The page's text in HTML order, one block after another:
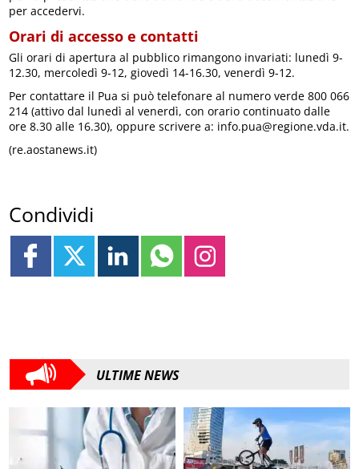
per accedervi.
Orari di accesso e contatti
Gli orari di apertura al pubblico rimangono invariati: lunedì 9-
12.30, mercoledì 9-12, giovedì 14-16.30, venerdì 9-12.
Per contattare il Pua si può telefonare al numero verde 800 066
214 (attivo dal lunedì al venerdì, con orario continuato dalle
ore 8.30 alle 16.30), oppure scrivere a: info.pua@regione.vda.it.
(re.aostanews.it)
Condividi
ULTIME NEWS